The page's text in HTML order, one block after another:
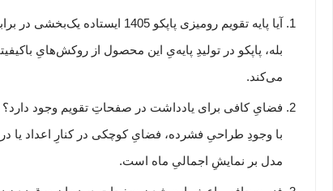
آیا پایه تقویم رومیزی پاپکو 1405 ایستاده یک‌بخشی در برابرِ رطوبت یا استفاده طولانی‌مدت مقاوم است؟
می‌کند.
فضایِ کافی برای یادداشت در صفحاتِ تقویم وجود دارد؟
با وجودِ طراحیِ فشرده، فضایِ کوچکی در کنارِ اعداد یا
مدل بر نمایشِ اجمالیِ ماه است.